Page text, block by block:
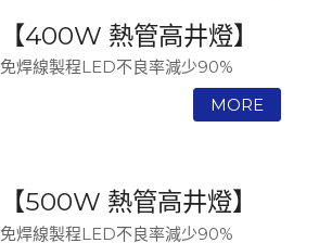
【400W 熱管高井燈】
免焊線製程LED不良率減少90%
【500W 熱管高井燈】
免焊線製程LED不良率減少90%